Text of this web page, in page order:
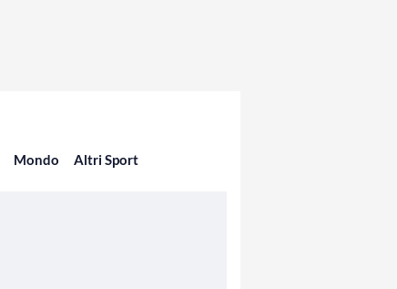
Mondo Altri Sport